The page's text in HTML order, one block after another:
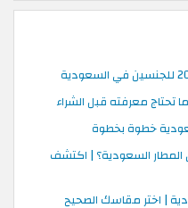
معرفته قبل الشراء
خطوة بخطوة
السعودية؟ | اكتشف
| اختر مقاسك الصحيح